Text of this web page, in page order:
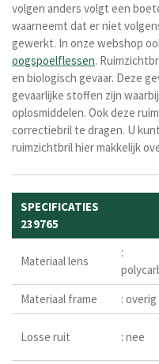
volgen anders volgt een
waarneemt dat er niet
gewerkt. In onze webshop
oogspoelflessen.
en biologisch gevaar. Deze
gevaarlijke stoffen zijn
oplosmiddelen. Ook deze
correctiebril te dragen. U
ruimzichtbril hier makkelijk
SPECIFICATIES
239765
Materiaal lens
:
Materiaal frame : overig
Losse ruit : nee